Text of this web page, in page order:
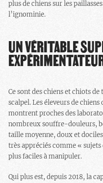
plus de chiens sur les
l’ignominie.
UN VÉRITABLE
Ce sont des chiens et chiots
scalpel. Les éleveurs de
montrent proches des
nombreux souffre-douleurs,
taille moyenne, doux et
très appréciés comme «
plus faciles à manipuler.
Qui plus est, depuis 2018, la